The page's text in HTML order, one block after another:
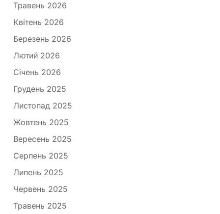
Травень 2026
Квітень 2026
Березень 2026
Лютий 2026
Січень 2026
Грудень 2025
Листопад 2025
Жовтень 2025
Вересень 2025
Серпень 2025
Липень 2025
Червень 2025
Травень 2025